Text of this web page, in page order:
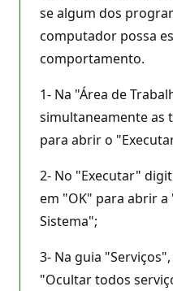
se algum dos
computador possa
comportamento.
1- Na "Área de
simultaneamente as
para abrir o
2- No "Executar"
em "OK" para abrir
Sistema";
3- Na guia
"Ocultar todos